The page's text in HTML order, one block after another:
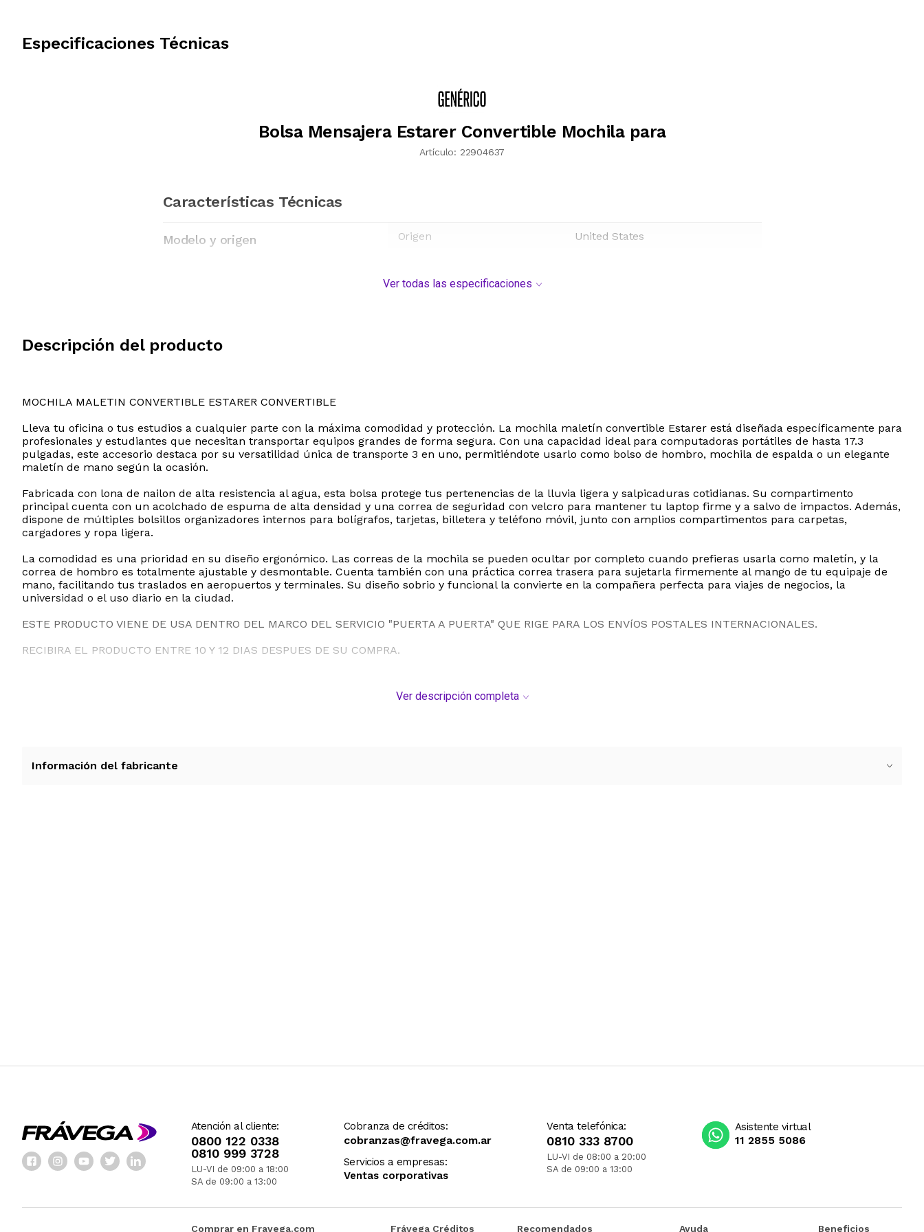
Especificaciones Técnicas
Bolsa Mensajera Estarer Convertible Mochila para
Artículo: 22904637
Características Técnicas
Modelo y origen Origen United States
Ver todas las especificaciones
Descripción del producto
MOCHILA MALETIN CONVERTIBLE ESTARER CONVERTIBLE
Lleva tu oficina o tus estudios a cualquier parte con la máxima comodidad y protección. La mochila maletín convertible Estarer está diseñada específicamente para
profesionales y estudiantes que necesitan transportar equipos grandes de forma segura. Con una capacidad ideal para computadoras portátiles de hasta 17.3
pulgadas, este accesorio destaca por su versatilidad única de transporte 3 en uno, permitiéndote usarlo como bolso de hombro, mochila de espalda o un elegante
maletín de mano según la ocasión.
Fabricada con lona de nailon de alta resistencia al agua, esta bolsa protege tus pertenencias de la lluvia ligera y salpicaduras cotidianas. Su compartimento
principal cuenta con un acolchado de espuma de alta densidad y una correa de seguridad con velcro para mantener tu laptop firme y a salvo de impactos. Además,
dispone de múltiples bolsillos organizadores internos para bolígrafos, tarjetas, billetera y teléfono móvil, junto con amplios compartimentos para carpetas,
cargadores y ropa ligera.
La comodidad es una prioridad en su diseño ergonómico. Las correas de la mochila se pueden ocultar por completo cuando prefieras usarla como maletín, y la
correa de hombro es totalmente ajustable y desmontable. Cuenta también con una práctica correa trasera para sujetarla firmemente al mango de tu equipaje de
mano, facilitando tus traslados en aeropuertos y terminales. Su diseño sobrio y funcional la convierte en la compañera perfecta para viajes de negocios, la
universidad o el uso diario en la ciudad.
ESTE PRODUCTO VIENE DE USA DENTRO DEL MARCO DEL SERVICIO "PUERTA A PUERTA" QUE RIGE PARA LOS ENVíOS POSTALES INTERNACIONALES.
RECIBIRA EL PRODUCTO ENTRE 10 Y 12 DIAS DESPUES DE SU COMPRA.
Ver descripción completa
Información del fabricante
Atención al cliente:
0800 122 0338
0810 999 3728
LU-VI de 09:00 a 18:00
SA de 09:00 a 13:00
Cobranza de créditos:
cobranzas@fravega.com.ar
Servicios a empresas:
Ventas corporativas
Venta telefónica:
0810 333 8700
LU-VI de 08:00 a 20:00
SA de 09:00 a 13:00
Asistente virtual
11 2855 5086
Comprar en Fravega.com Frávega Créditos Recomendados Ayuda Beneficios